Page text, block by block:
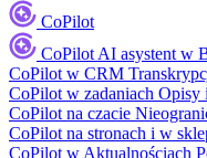
CoPilot
CoPilot AI asystent w
CoPilot w CRM
CoPilot w zadaniach Opisy
CoPilot na czacie
CoPilot na stronach i w
CoPilot w Aktualnościach